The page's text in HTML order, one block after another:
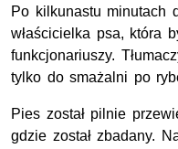
Po kilkunastu minutach
właścicielka psa, która
funkcjonariuszy.
tylko do smażalni po
Pies został pilnie
gdzie został zbadany.